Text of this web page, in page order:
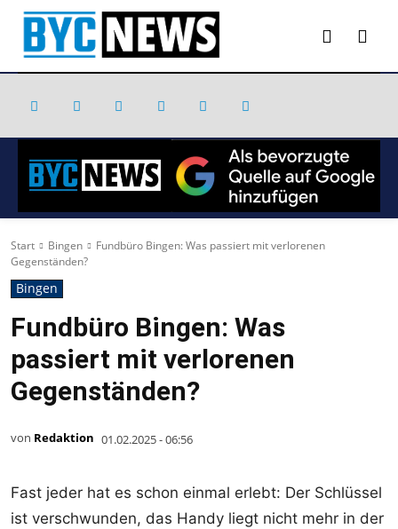
Start Bingen
Fundbüro Bingen: Was passiert mit verlorenen
Gegenständen?
Bingen
Fundbüro Bingen: Was
passiert mit verlorenen
Gegenständen?
von Redaktion 01.02.2025 - 06:56
Fast jeder hat es schon einmal erlebt: Der Schlüssel
ist verschwunden, das Handy liegt nicht mehr in der